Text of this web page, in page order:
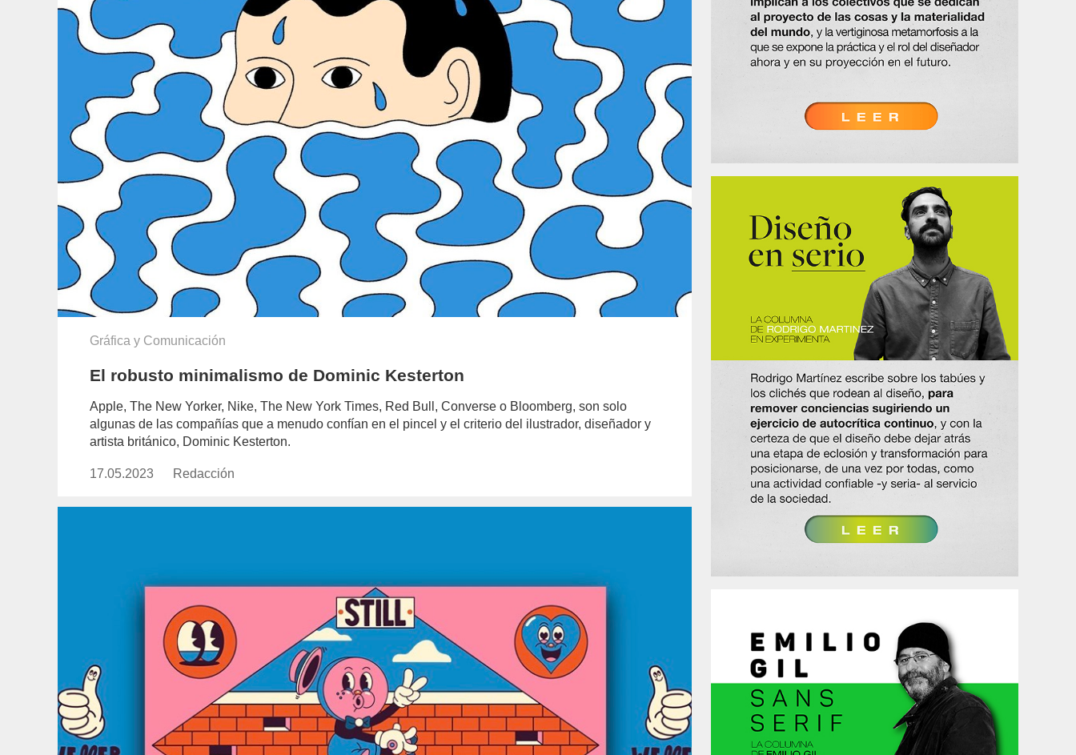
Gráfica y Comunicación
El robusto minimalismo de Dominic Kesterton
Apple, The New Yorker, Nike, The New York Times, Red Bull, Converse o Bloomberg, son solo
algunas de las compañías que a menudo confían en el pincel y el criterio del ilustrador, diseñador y
artista británico, Dominic Kesterton.
Publicado
17.05.2023 https://www.experimenta.es/author/redaccion/
Redacción